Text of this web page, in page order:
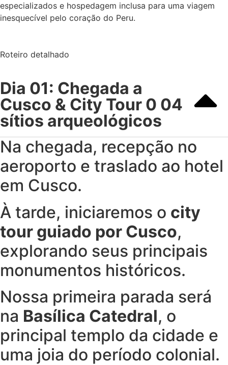
especializados e hospedagem inclusa para uma viagem
inesquecível pelo coração do Peru.
Roteiro detalhado
Dia 01: Chegada a
Cusco & City Tour 0 04
sítios arqueológicos
Na chegada, recepção no
aeroporto e traslado ao hotel
em Cusco.
À tarde, iniciaremos o city
tour guiado por Cusco,
explorando seus principais
monumentos históricos.
Nossa primeira parada será
na Basílica Catedral, o
principal templo da cidade e
uma joia do período colonial.